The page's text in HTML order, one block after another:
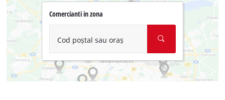
Comercianti in zona
Cod poștal sau oraș